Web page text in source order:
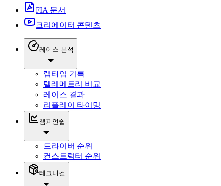
FIA 문서
크리에이터 콘텐츠
레이스 분석
랩타임 기록
텔레메트리 비교
레이스 결과
리플레이 타이밍
챔피언쉽
드라이버 순위
컨스트럭터 순위
테크니컬